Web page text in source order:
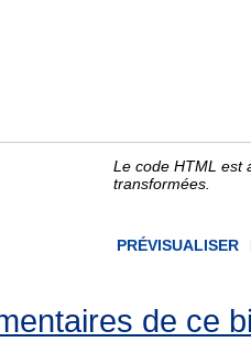
Le code HTML est
transformées.
de ce